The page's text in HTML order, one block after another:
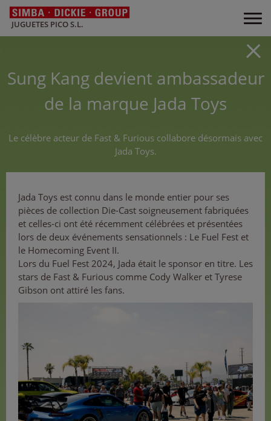
JUGUETES PICO S.L.
Sung Kang devient ambassadeur
de la marque Jada Toys
Le célèbre acteur de Fast & Furious collabore désormais avec
Jada Toys.
Jada Toys est connu dans le monde entier pour ses
pièces de collection Die-Cast soigneusement fabriquées
et celles-ci ont été récemment célébrées et présentées
lors de deux événements sensationnels : Le Fuel Fest et
le Homecoming Event II.
Lors du Fuel Fest 2024, Jada était le sponsor en titre. Les
stars de Fast & Furious comme Cody Walker et Tyrese
Gibson ont attiré les fans.